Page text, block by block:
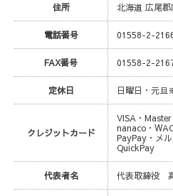
住所 北海道 広尾
電話番号 01558-2-
FAX番号 01558-2-
定休日 日曜日・元
クレジットカード
VISA・Master
nanaco・
PayPay・メ
QuickPay
代表者名 代表取締役